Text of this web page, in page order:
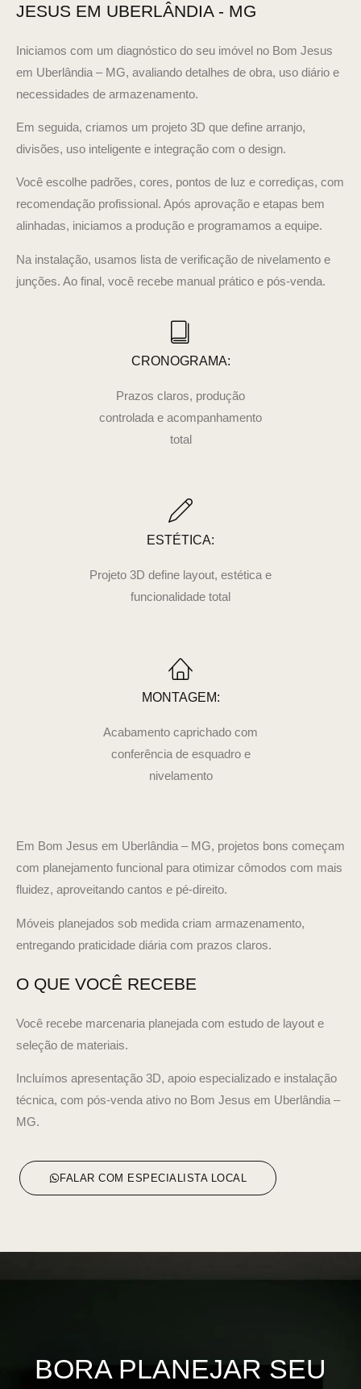
JESUS EM UBERLÂNDIA - MG
Iniciamos com um diagnóstico do seu imóvel no Bom Jesus
em Uberlândia – MG, avaliando detalhes de obra, uso diário e
necessidades de armazenamento.
Em seguida, criamos um projeto 3D que define arranjo,
divisões, uso inteligente e integração com o design.
Você escolhe padrões, cores, pontos de luz e corrediças, com
recomendação profissional. Após aprovação e etapas bem
alinhadas, iniciamos a produção e programamos a equipe.
Na instalação, usamos lista de verificação de nivelamento e
junções. Ao final, você recebe manual prático e pós-venda.
CRONOGRAMA:
Prazos claros, produção
controlada e acompanhamento
total
ESTÉTICA:
Projeto 3D define layout, estética e
funcionalidade total
MONTAGEM:
Acabamento caprichado com
conferência de esquadro e
nivelamento
Em Bom Jesus em Uberlândia – MG, projetos bons começam
com planejamento funcional para otimizar cômodos com mais
fluidez, aproveitando cantos e pé-direito.
Móveis planejados sob medida criam armazenamento,
entregando praticidade diária com prazos claros.
O QUE VOCÊ RECEBE
Você recebe marcenaria planejada com estudo de layout e
seleção de materiais.
Incluímos apresentação 3D, apoio especializado e instalação
técnica, com pós-venda ativo no Bom Jesus em Uberlândia –
MG.
FALAR COM ESPECIALISTA LOCAL
BORA PLANEJAR SEU